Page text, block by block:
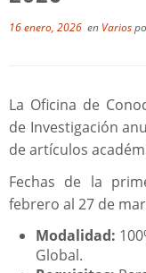
16 enero, 2026 en Varios
La Oficina de
de Investigación
de artículos
Fechas de la
febrero al 27 de
Modalidad:
Global.